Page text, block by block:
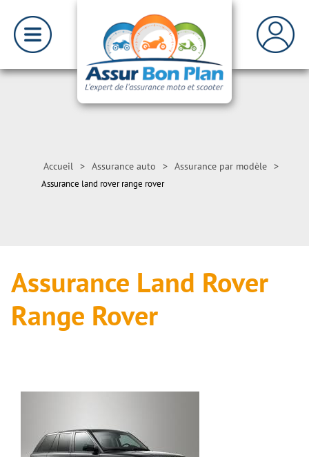
Accueil > Assurance auto > Assurance par modèle >
Assurance land rover range rover
Assurance Land Rover
Range Rover